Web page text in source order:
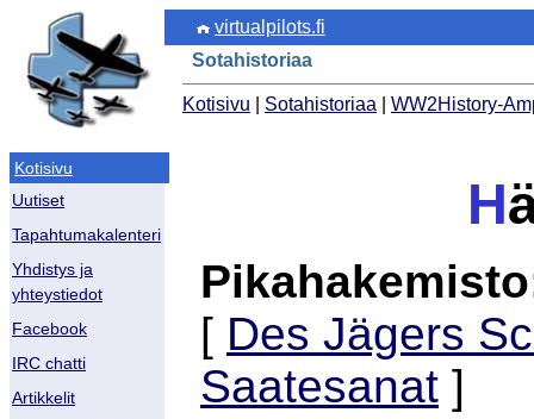
Kotisivu
Uutiset
Tapahtumakalenteri
Yhdistys ja
yhteystiedot
Facebook
IRC chatti
Artikkelit
virtualpilots.fi
Sotahistoriaa
Kotisivu Sotahistoriaa WW2History-
H
[ Des Jägers
Saatesanat ]